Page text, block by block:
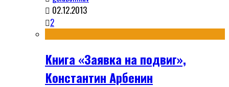
02.12.2013
2
Книга «Заявка на подвиг»,
Константин Арбенин